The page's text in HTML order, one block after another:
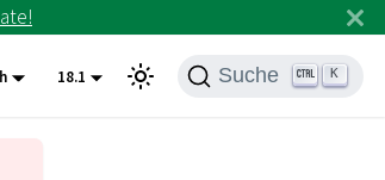
18.1 Suche K